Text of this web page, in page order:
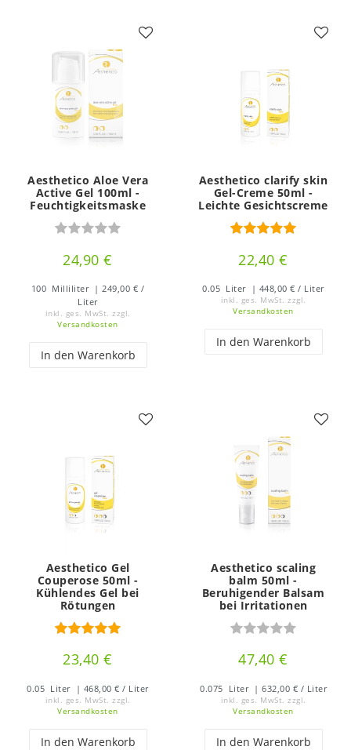
Aesthetico Aloe Vera
Active Gel 100ml -
Feuchtigkeitsmaske
24,90 €
100 Milliliter | 249,00 € /
Liter
inkl. ges. MwSt. zzgl.
Versandkosten
In den Warenkorb
Aesthetico clarify skin
Gel-Creme 50ml -
Leichte Gesichtscreme
22,40 €
0.05 Liter | 448,00 € / Liter
inkl. ges. MwSt. zzgl.
Versandkosten
In den Warenkorb
Aesthetico Gel
Couperose 50ml -
Kühlendes Gel bei
Rötungen
23,40 €
0.05 Liter | 468,00 € / Liter
inkl. ges. MwSt.
zzgl.
Versandkosten
In den Warenkorb
Aesthetico scaling
balm 50ml -
Beruhigender Balsam
bei Irritationen
47,40 €
0.075 Liter | 632,00 € / Liter
inkl. ges. MwSt.
zzgl.
Versandkosten
In den Warenkorb